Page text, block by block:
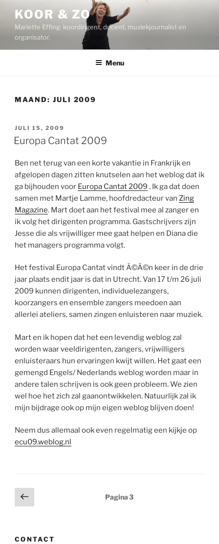
inhoud
KOOR & ZO
Mariette Effing: koordirigent, docent, muziekjournalist en
organisator.
Menu
MAAND: JULI 2009
GEPLAATST
OP
JULI 15, 2009
Europa Cantat 2009
Ben net terug van een korte vakantie in Frankrijk en
afgelopen dagen zitten knutselen aan het weblog dat ik
ga bijhouden voor Europa Cantat 2009 . Ik ga dat doen
samen met Martje Lamme, hoofdredacteur van Zing
Magazine. Mart doet aan het festival mee al zanger en
ik volg het dirigenten programma. Gastschrijvers zijn
Jesse die als vrijwilliger mee gaat helpen en Diana die
het managers programma volgt.
Het festival Europa Cantat vindt Ã©Ã©n keer in de drie
jaar plaats endit jaar is dat in Utrecht. Van 17 t/m 26 juli
2009 kunnen dirigenten, individuelezangers,
koorzangers en ensemble zangers meedoen aan
allerlei ateliers, samen zingen enluisteren naar muziek.
Mart en ik hopen dat het een levendig weblog zal
worden waar veeldirigenten, zangers, vrijwilligers
enluisteraars hun ervaringen kwijt willen. Het gaat een
gemengd Engels/ Nederlands weblog worden maar in
andere talen schrijven is ook geen probleem. We zien
wel hoe het zich zal gaanontwikkelen. Natuurlijk zal ik
mijn bijdrage ook op mijn eigen weblog blijven doen!
Neem dus allemaal ook even regelmatig een kijkje op
ecu09.weblog.nl
Berichten
paginering
Vorige
pagina
Pagina3
CONTACT